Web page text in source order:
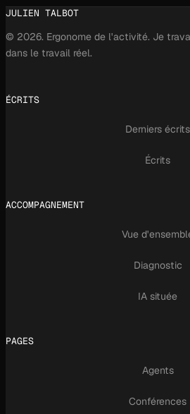
JULIEN TALBOT
© 2026. Ergonome de l'activité. Je
dans le travail réel.
ÉCRITS
Derniers écrits
Écrits
ACCOMPAGNEMENT
Vue
Diagnostic
IA située
PAGES
Agents
Conférences